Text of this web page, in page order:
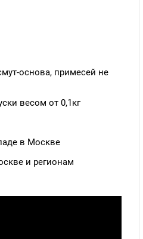
основа, примесей не
весом от 0,1кг
в Москве
и регионам